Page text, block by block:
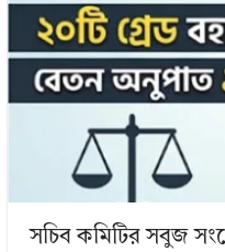
সচিব কমিটির সবুজ